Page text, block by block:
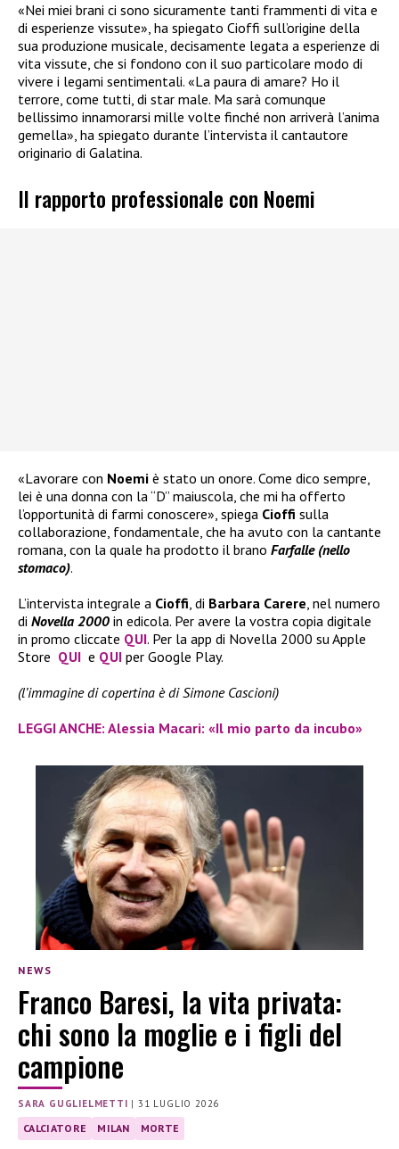
«Nei miei brani ci sono sicuramente tanti frammenti di vita e
di esperienze vissute», ha spiegato Cioffi sull’origine della
sua produzione musicale, decisamente legata a esperienze di
vita vissute, che si fondono con il suo particolare modo di
vivere i legami sentimentali. «La paura di amare? Ho il
terrore, come tutti, di star male. Ma sarà comunque
bellissimo innamorarsi mille volte finché non arriverà l’anima
gemella», ha spiegato durante l’intervista il cantautore
originario di Galatina.
Il rapporto professionale con Noemi
«Lavorare con Noemi è stato un onore. Come dico sempre,
lei è una donna con la “D” maiuscola, che mi ha offerto
l’opportunità di farmi conoscere», spiega Cioffi sulla
collaborazione, fondamentale, che ha avuto con la cantante
romana, con la quale ha prodotto il brano Farfalle (nello
stomaco).
L’intervista integrale a Cioffi , di Barbara Carere , nel numero
di Novella 2000 in edicola. Per avere la vostra copia digitale
in promo cliccate QUI. Per la app di Novella 2000 su Apple
Store QUI e QUI per Google Play.
(l’immagine di copertina è di Simone Cascioni)
LEGGI ANCHE: Alessia Macari: «Il mio parto da incubo»
NEWS
Franco Baresi, la vita privata:
chi sono la moglie e i figli del
campione
SARA GUGLIELMETTI |31 LUGLIO 2026
CALCIATORE MILAN MORTE